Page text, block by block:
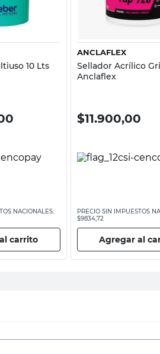
rápida
10 Lts
NACIONALES:
carrito
Vista
ANCLAFLEX
Sellador Acrílico
Anclaflex
$11.900,00
PRECIO SIN IMPUESTOS
$9834,72
Agregar al